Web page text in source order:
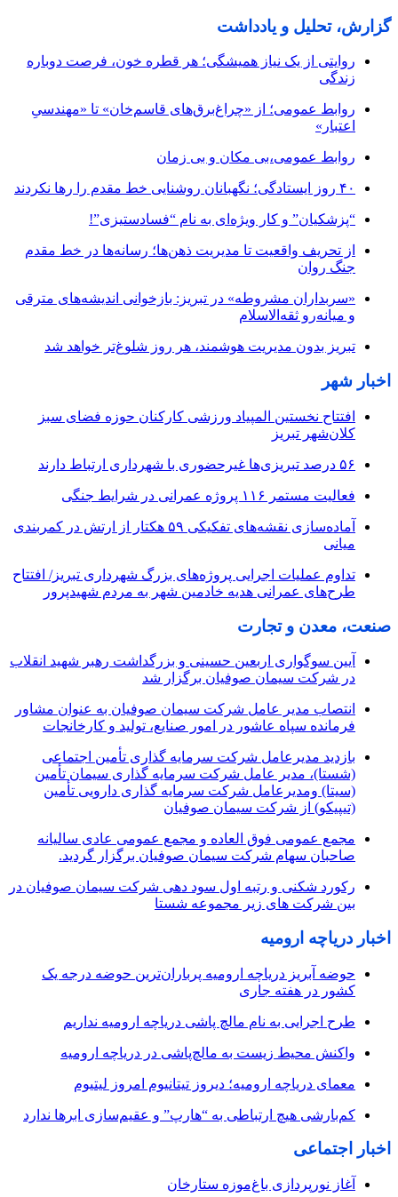
گزارش، تحلیل و یادداشت
روایتی از یک نیاز همیشگی؛ هر قطره خون، فرصت دوباره
زندگی
روابط عمومی؛ از «چراغ‌برق‌های قاسم‌خان» تا «مهندسیِ
اعتبار»
روابط عمومی،بی مکان و بی زمان
۴۰ روز ایستادگی؛ نگهبانان روشنایی خط مقدم را رها نکردند
“پزشکیان” و کار ویژه‌ای به نام “فسادستیزی”!
از تحریف واقعیت تا مدیریت ذهن‌ها؛ رسانه‌ها در خط مقدم
جنگ روان
«سربداران مشروطه» در تبریز: بازخوانی اندیشه‌های مترقی
و میانه‌رو ثقه‌الاسلام
تبریز بدون مدیریت هوشمند، هر روز شلوغ‌تر خواهد شد
اخبار شهر
افتتاح نخستین المپیاد ورزشی کارکنان حوزه فضای سبز
کلان‌شهر تبریز
۵۶ درصد تبریزی‌ها غیرحضوری با شهرداری ارتباط دارند
فعالیت مستمر ۱۱۶ پروژه عمرانی در شرایط جنگی
آماده‌سازی نقشه‌های تفکیکی ۵۹ هکتار از ارتش در کمربندی
میانی
تداوم عملیات اجرایی پروژه‌های بزرگ شهرداری تبریز/ افتتاح
طرح‌های عمرانی هدیه خادمین شهر به مردم شهیدپرور
صنعت، معدن و تجارت
آیین سوگواری اربعین حسینی و بزرگداشت رهبر شهید انقلاب
در شرکت سیمان صوفیان برگزار شد
انتصاب مدیر عامل شرکت سیمان صوفیان به عنوان مشاور
فرمانده سپاه عاشور در امور صنایع، تولید و کارخانجات
بازدید مدیرعامل شرکت سرمایه گذاری تأمین اجتماعی
(شستا)، مدیر عامل شرکت سرمایه گذاری سیمان تأمین
(سیتا) ومدیرعامل شرکت سرمایه گذاری دارویی تأمین
(تیپیکو) از شرکت سیمان صوفیان
مجمع عمومی فوق العاده و مجمع عمومی عادی سالیانه
صاحبان سهام شرکت سیمان صوفیان برگزار گردید.
رکورد شکنی و رتبه اول سود دهی شرکت سیمان صوفیان در
بین شرکت های زیر مجموعه شستا
اخبار دریاچه ارومیه
حوضه آبریز دریاچه ارومیه پرباران‌ترین حوضه‌ درجه یک
کشور در هفته جاری
طرح اجرایی به نام مالچ پاشی دریاچه ارومیه نداریم
واکنش محیط زیست به مالچ‌پاشی در دریاچه ارومیه
معمای دریاچه ارومیه؛ دیروز تیتانیوم امروز لیتیوم
کم‌بارشی هیچ ارتباطی به “هارپ” و عقیم‌سازی ابرها ندارد
اخبار اجتماعی
آغاز نورپردازی باغ‌موزه ستارخان